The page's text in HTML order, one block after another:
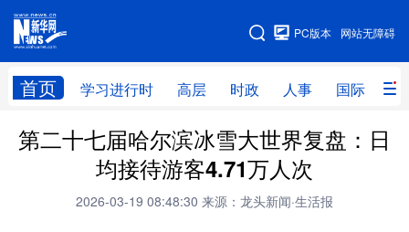
网站无障碍
PC版本
首页 学习进行时 高层 时政 人事 国际 财
网站地图
学习进行时 高层 时政 人事
财经 网评
全球连线
第二十七届哈尔滨冰雪大世界复盘：日
均接待游客4.71万人次
2026-03-19 08:48:30 来源：龙头新闻·生活报